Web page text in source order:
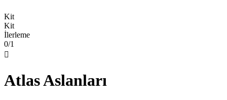
Kit
Kit
İlerleme
0/1

Atlas Aslanları